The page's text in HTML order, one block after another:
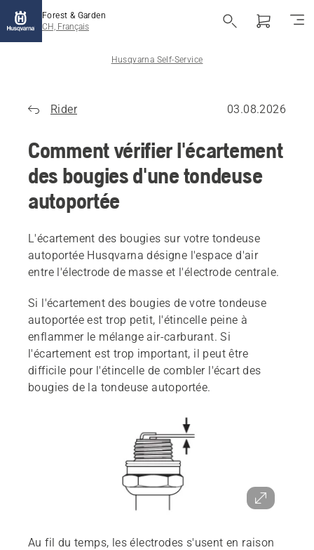
Forest & Garden
CH, Français
Husqvarna Self-Service
Rider 03.08.2026
Comment vérifier l'écartement
des bougies d'une tondeuse
autoportée
L'écartement des bougies sur votre tondeuse
autoportée Husqvarna désigne l'espace d'air
entre l'électrode de masse et l'électrode centrale.
Si l'écartement des bougies de votre tondeuse
autoportée est trop petit, l'étincelle peine à
enflammer le mélange air-carburant. Si
l'écartement est trop important, il peut être
difficile pour l'étincelle de combler l'écart des
bougies de la tondeuse autoportée.
Au fil du temps, les électrodes s'usent en raison